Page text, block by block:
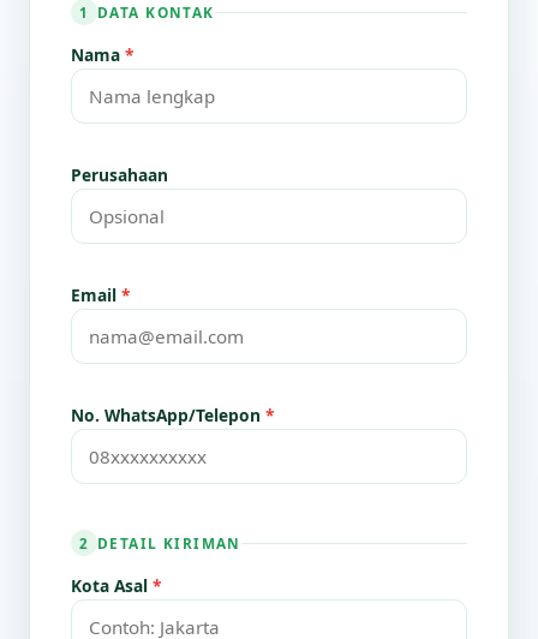
1 DATA KONTAK
Nama *
Perusahaan
Email *
No. WhatsApp/Telepon *
2 DETAIL KIRIMAN
Kota Asal *